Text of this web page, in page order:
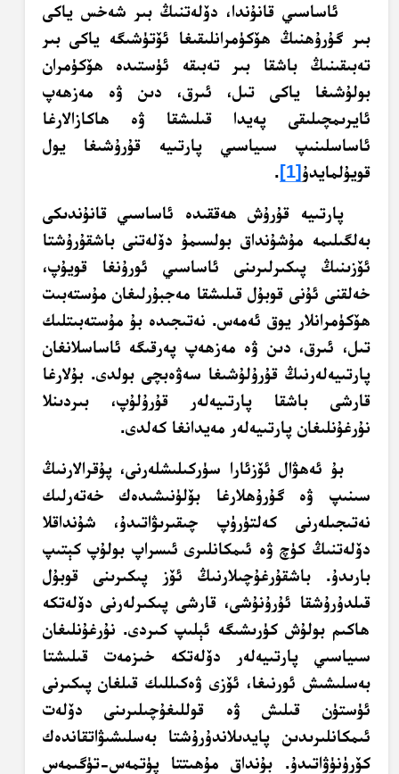
ئاساسىي قانۇندا، دۆلەتنىڭ بىر شەخس ياكى
بىر گۇرۇھنىڭ ھۆكۈمرانلىقىغا ئۆتۈشىگە ياكى بىر
تەبىقىنىڭ باشقا بىر تەبىقە ئۈستىدە ھۆكۈمران
بولۇشىغا ياكى تىل، ئىرق، دىن ۋە مەزھەپ
ئايرىمچىلىقى پەيدا قىلىشقا ۋە ھاكازالارغا
ئاساسلىنىپ سىياسىي پارتىيە قۇرۇشىغا يول
قويۇلمايدۇ [1]
.
پارتىيە قۇرۇش ھەققىدە ئاساسىي قانۇندىكى
بەلگىلىمە مۇشۇنداق بولسىمۇ دۆلەتنى باشقۇرۇشتا
ئۆزىنىڭ پىكىرلىرىنى ئاساسىي ئورۇنغا قويۇپ،
خەلقنى ئۇنى قوبۇل قىلىشقا مەجبۇرلىغان مۇستەبىت
ھۆكۈمرانلار يوق ئەمەس. نەتىجىدە بۇ مۇستەبىتلىك
تىل، ئىرق، دىن ۋە مەزھەپ پەرقىگە ئاساسلانغان
پارتىيەلەرنىڭ قۇرۇلۇشىغا سەۋەبچى بولدى. بۇلارغا
قارشى باشقا پارتىيەلەر قۇرۇلۇپ، بىردىنلا
نۇرغۇنلىغان پارتىيەلەر مەيدانغا كەلدى.
بۇ ئەھۋال ئۆزئارا سۈركىلىشلەرنى، پۇقرالارنىڭ
سىنىپ ۋە گۇرۇھلارغا بۆلۈنىشىدەك خەتەرلىك
نەتىجىلەرنى كەلتۈرۈپ چىقىرىۋاتىدۇ، شۇنداقلا
دۆلەتنىڭ كۈچ ۋە ئىمكانلىرى ئىسراپ بولۇپ كېتىپ
بارىدۇ. باشقۇرغۇچىلارنىڭ ئۆز پىكىرىنى قوبۇل
قىلدۇرۇشقا ئۇرۇنۇشى، قارشى پىكىرلەرنى دۆلەتكە
ھاكىم بولۇش كۈرىشىگە ئېلىپ كىردى. نۇرغۇنلىغان
سىياسىي پارتىيەلەر دۆلەتكە خىزمەت قىلىشتا
بەسلىشىش ئورنىغا، ئۆزى ۋەكىللىك قىلغان پىكىرنى
ئۈستۈن قىلىش ۋە قوللىغۇچىلىرىنى دۆلەت
ئىمكانلىرىدىن پايدىلاندۇرۇشتا بەسلىشىۋاتقاندەك
كۆرۈنۈۋاتىدۇ. بۇنداق مۇھىتتا پۈتمەس-تۈگىمەس